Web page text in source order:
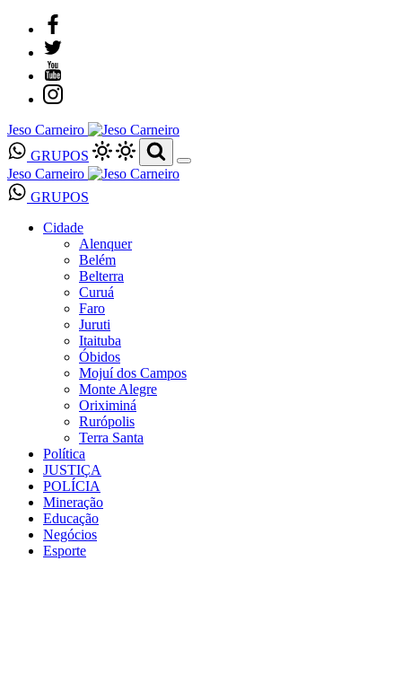
Jeso Carneiro
GRUPOS
Jeso Carneiro
GRUPOS
Cidade
Alenquer
Belém
Belterra
Curuá
Faro
Juruti
Itaituba
Óbidos
Mojuí dos Campos
Monte Alegre
Oriximiná
Rurópolis
Terra Santa
Política
JUSTIÇA
POLÍCIA
Mineração
Educação
Negócios
Esporte